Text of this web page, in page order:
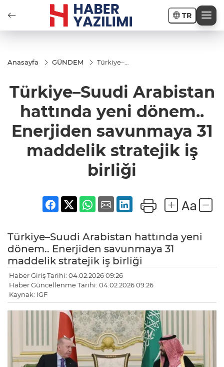
TR
Anasayfa GÜNDEM
Türkiye–
hattında
yeni
Enerjiden
savunmaya
31
maddelik
birliği
Türkiye–Suudi Arabistan
hattında yeni dönem..
Enerjiden savunmaya 31
maddelik stratejik iş
birliği
Türkiye–Suudi Arabistan hattında yeni
dönem.. Enerjiden savunmaya 31
maddelik stratejik iş birliği
Haber Giriş Tarihi: 04.02.2026 09:26
Haber Güncellenme Tarihi: 04.02.2026 09:26
Kaynak: IGF